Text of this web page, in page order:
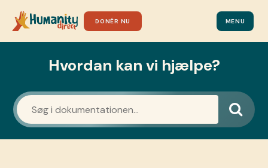
DONÉR NU MENU
Hvordan kan vi hjælpe?